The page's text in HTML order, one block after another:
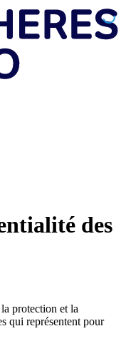
des
protection et la
qui représentent pour